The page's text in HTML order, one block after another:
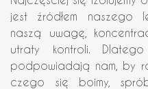
jest źródłem naszego
naszą uwagę,
utraty kontroli.
podpowiadają nam, by
czego się boimy,